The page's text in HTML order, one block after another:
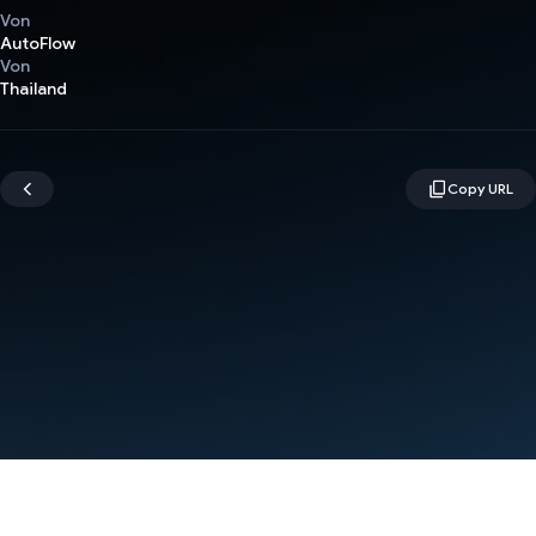
Von
AutoFlow
Von
Thailand